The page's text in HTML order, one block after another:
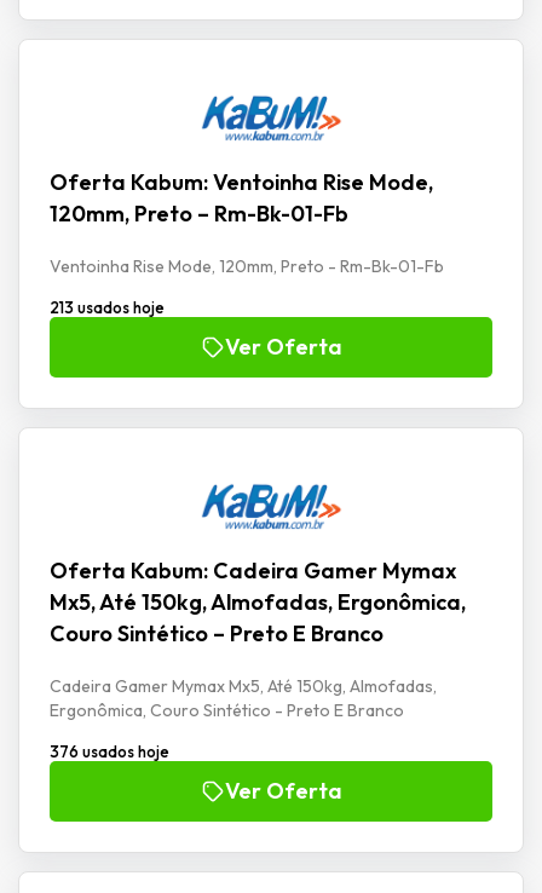
Oferta Kabum: Ventoinha Rise Mode,
120mm, Preto – Rm-Bk-01-Fb
Ventoinha Rise Mode, 120mm, Preto - Rm-Bk-01-Fb
213 usados hoje
Ver Oferta
Oferta Kabum: Cadeira Gamer Mymax
Mx5, Até 150kg, Almofadas, Ergonômica,
Couro Sintético – Preto E Branco
Cadeira Gamer Mymax Mx5, Até 150kg, Almofadas,
Ergonômica, Couro Sintético - Preto E Branco
376 usados hoje
Ver Oferta